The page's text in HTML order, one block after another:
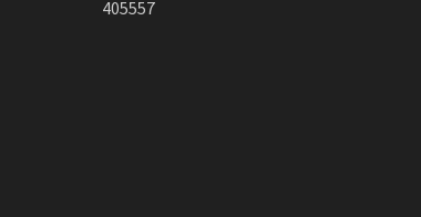
405557